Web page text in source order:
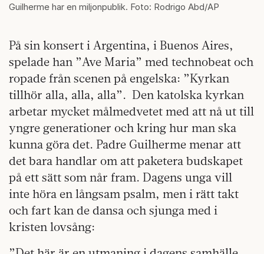
Guilherme har en miljonpublik. Foto: Rodrigo Abd/AP
På sin konsert i Argentina, i Buenos Aires,
spelade han ”Ave Maria” med technobeat och
ropade från scenen på engelska: ”Kyrkan
tillhör alla, alla, alla”. Den katolska kyrkan
arbetar mycket målmedvetet med att nå ut till
yngre generationer och kring hur man ska
kunna göra det. Padre Guilherme menar att
det bara handlar om att paketera budskapet
på ett sätt som når fram. Dagens unga vill
inte höra en långsam psalm, men i rätt takt
och fart kan de dansa och sjunga med i
kristen lovsång: